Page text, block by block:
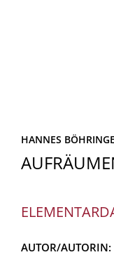
HANNES
AUTOR/AUTORIN: